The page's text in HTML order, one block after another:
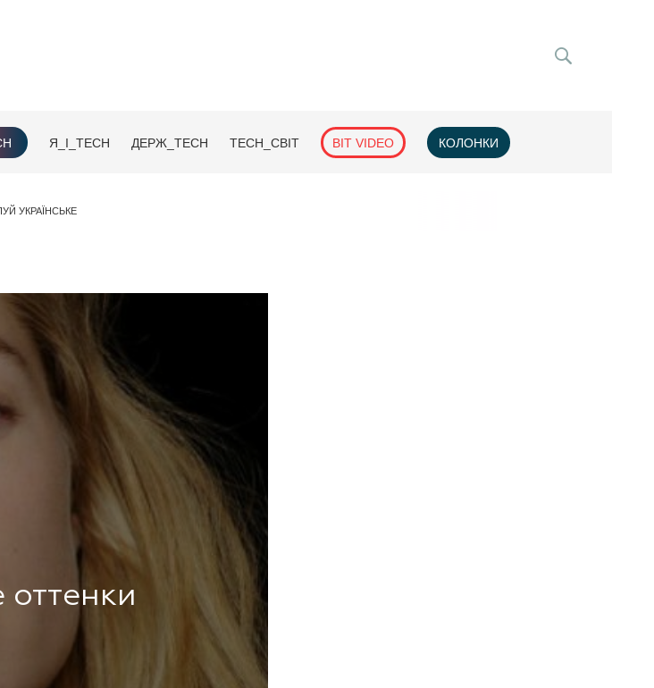
Я_І_TECH ДЕРЖ_TECH TECH_СВІТ BIT VIDEO КОЛОНКИ
УКРАЇНСЬКЕ
оттенки